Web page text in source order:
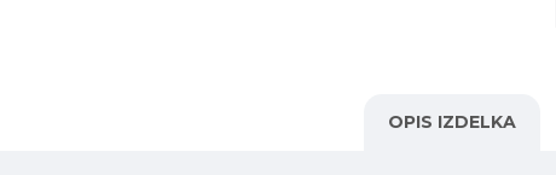
OPIS IZDELKA